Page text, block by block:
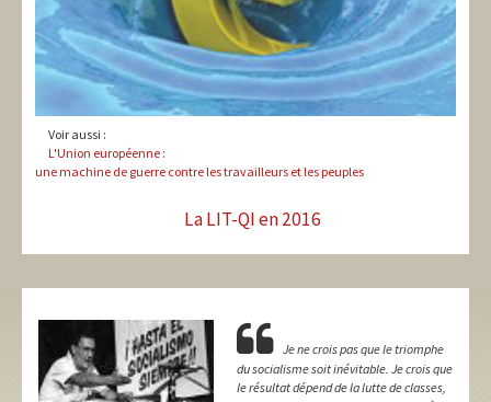
Voir aussi :
L'Union européenne :
une machine de guerre contre les travailleurs et les peuples
La LIT-QI en 2016
Je ne crois pas que le triomphe
du socialisme soit inévitable. Je crois que
le résultat dépend de la lutte de classes,